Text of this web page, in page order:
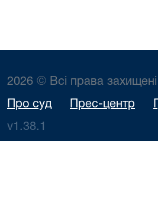
2026 © Всі права захищені
Про суд Прес-центр
v1.38.1